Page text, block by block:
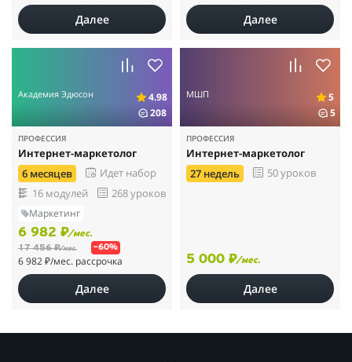
Далее Далее
Академия Эдюсон
4.98
208
ПРОФЕССИЯ
Интернет-маркетолог
6 месяцев
Идет набор
16 модулей
268 уроков
Маркетинг
6 982 ₽/мес.
17 456 ₽/мес. –60%
6 982 ₽/мес. рассрочка
Далее
МШП
5
5
ПРОФЕССИЯ
Интернет-маркетолог
27 недель 50 уроков
5 000 ₽/мес.
Далее